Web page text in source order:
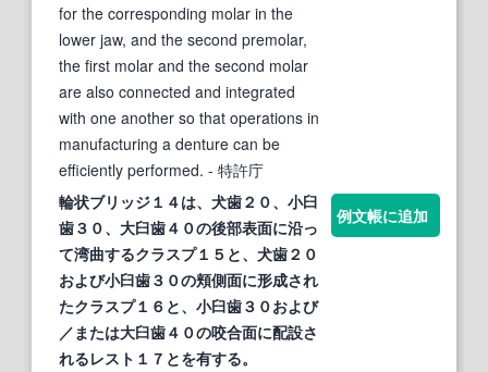
for the corresponding molar in the
lower jaw, and the second premolar,
the first molar and the second molar
are also connected and integrated
with one another so that operations in
manufacturing a denture can be
efficiently performed. - 特許庁
輪状ブリッジ１４は、犬歯２０、 小臼
歯３０、大臼歯４０の後部表面に沿っ
て湾曲するクラスプ１５と、犬歯２０
および小臼歯３０の頬側面に形成され
たクラスプ１６と、 小臼歯３０および
／または大臼歯４０の咬合面に配設さ
れるレスト１７とを有する。
例文帳に追加